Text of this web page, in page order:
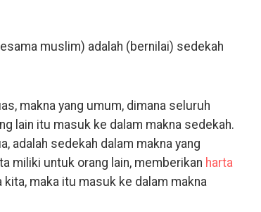
muslim) adalah (bernilai) sedekah
makna yang umum, dimana seluruh
lain itu masuk ke dalam makna sedekah.
adalah sedekah dalam makna yang
miliki untuk orang lain, memberikan harta
maka itu masuk ke dalam makna